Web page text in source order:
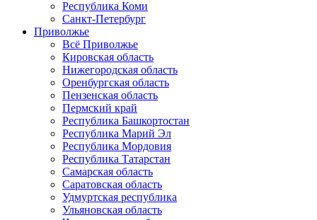
Республика Коми
Санкт-Петербург
Приволжье
Всё Приволжье
Кировская область
Нижегородская область
Оренбургская область
Пензенская область
Пермский край
Республика Башкортостан
Республика Марий Эл
Республика Мордовия
Республика Татарстан
Самарская область
Саратовская область
Удмуртская республика
Ульяновская область